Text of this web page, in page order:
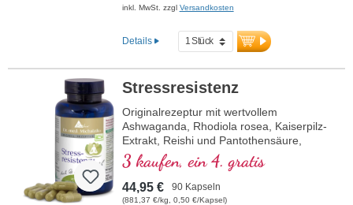
inkl. MwSt. zzgl Versandkosten
Details
Stressresistenz
Originalrezeptur mit wertvollem
Ashwaganda, Rhodiola rosea, Kaiserpilz-
Extrakt, Reishi und Pantothensäure,
welche zu einer normalen geistigen
Leistung beiträgt. Vitamin E trägt zum
Schutz der Zellen vor oxidativem Stress
bei.
3 kaufen, ein 4. gratis
44,95 € 90 Kapseln
(881,37 €/kg, 0,50 €/Kapsel)